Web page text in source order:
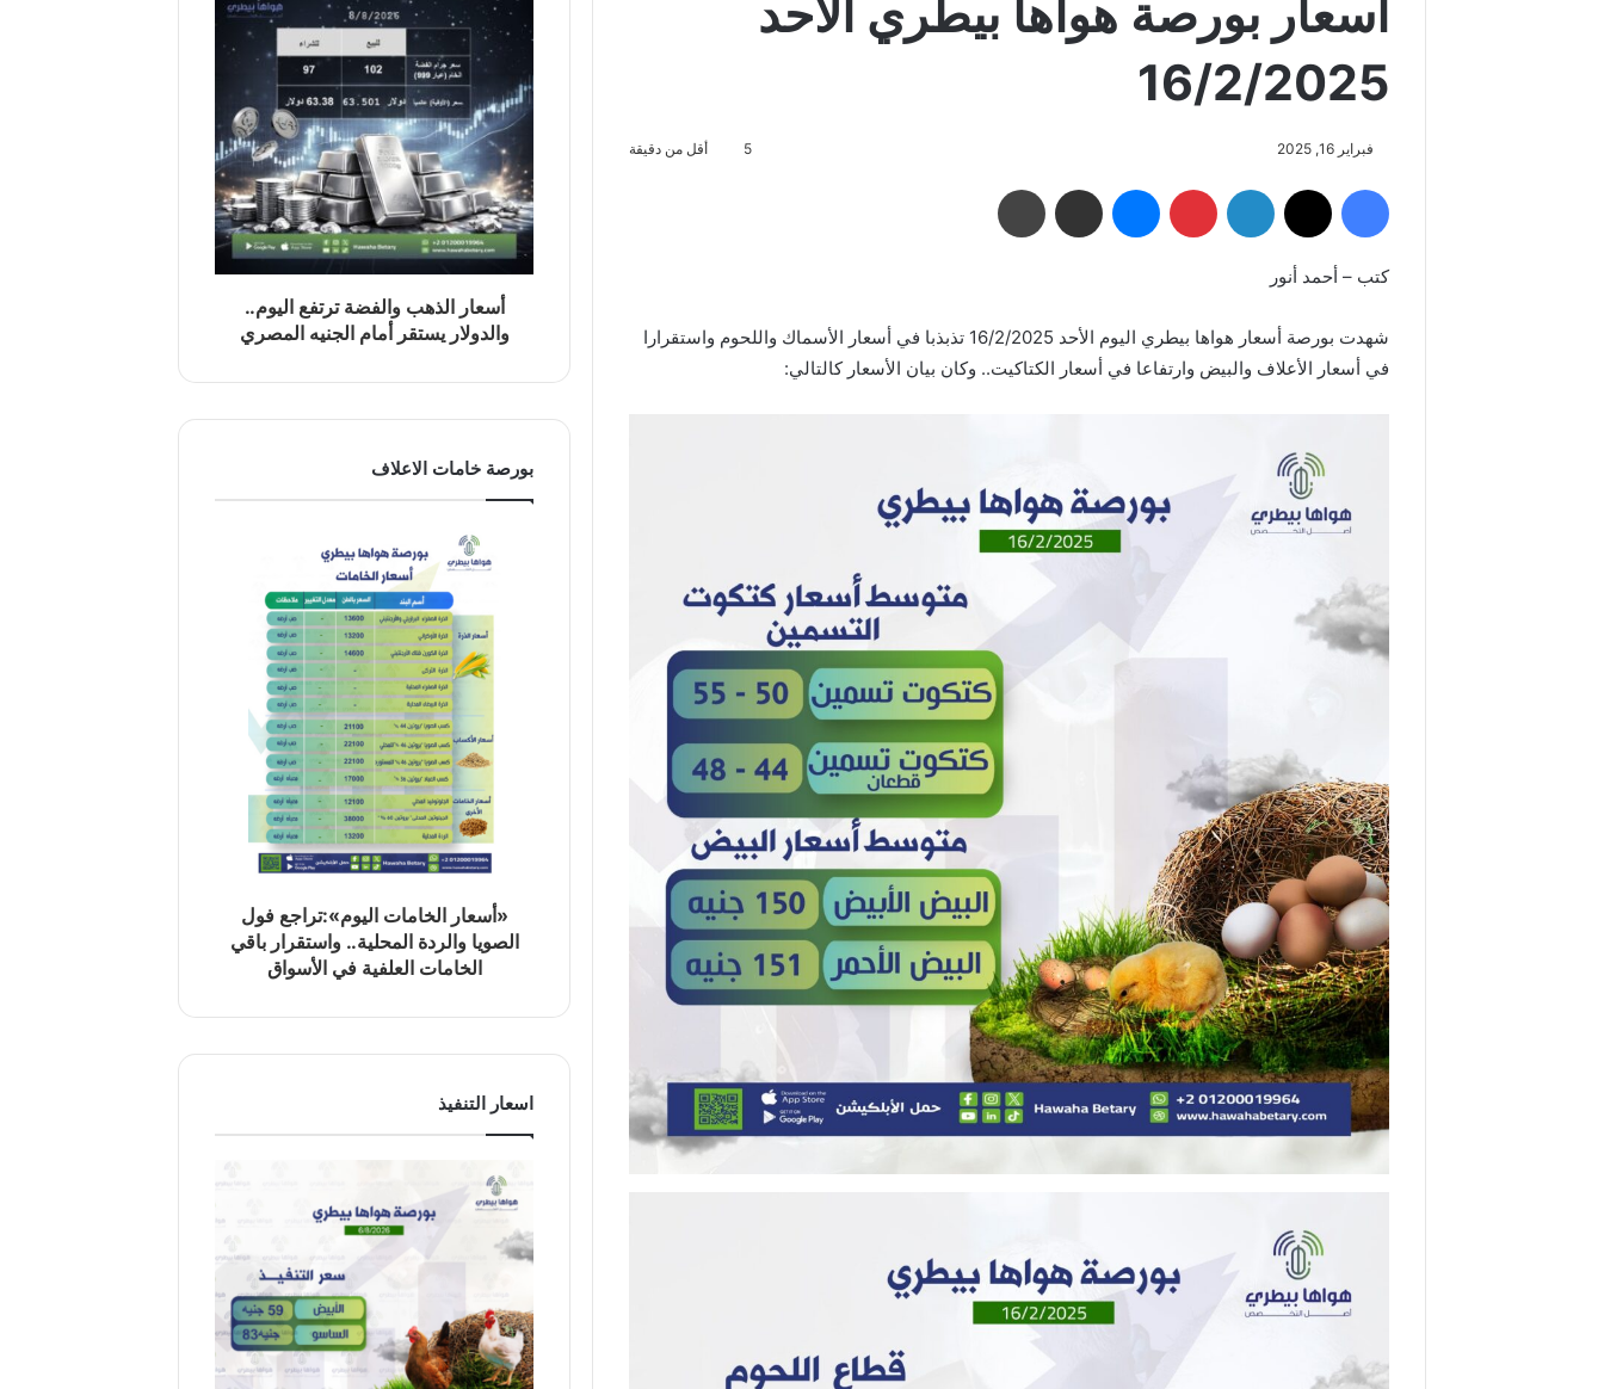
أسعار بورصة هواها بيطري الأحد
16/2/2025
فبراير 16, 2025 5 أقل من دقيقة
فيسبوك لينكدإن بينتيريست ماسنجر مشاركة عبر البريد
كتب – أحمد أنور
شهدت بورصة أسعار هواها بيطري اليوم الأحد 16/2/2025 تذبذبا في أسعار الأسماك واللحوم واستقرارا
في أسعار الأعلاف والبيض وارتفاعا في أسعار الكتاكيت.. وكان بيان الأسعار كالتالي:
أسعار الذهب والفضة ترتفع اليوم..
والدولار يستقر أمام الجنيه المصري
بورصة خامات الاعلاف
«أسعار الخامات اليوم»:تراجع فول
الصويا والردة المحلية.. واستقرار باقي
الخامات العلفية في الأسواق
اسعار التنفيذ